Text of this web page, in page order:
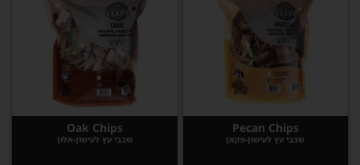
Pecan Chips
שבבי עץ לעישון-פקאן
Oak Chips
שבבי עץ לעישון-אלון